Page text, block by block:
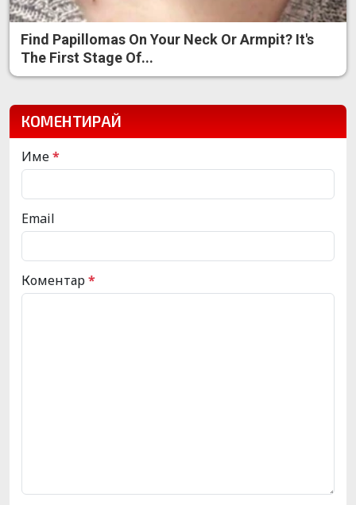
Find Papillomas On Your Neck Or Armpit? It's
The First Stage Of...
КОМЕНТИРАЙ
Име*
Email
Коментар*